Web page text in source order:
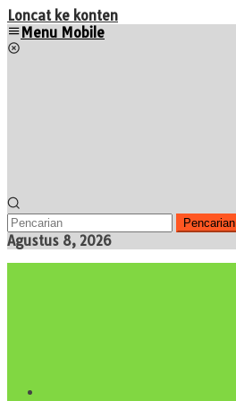
Loncat ke konten
Menu Mobile
Pencarian
Agustus 8, 2026